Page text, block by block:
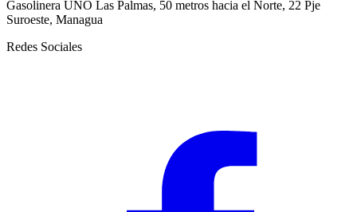
Gasolinera UNO Las Palmas, 50 metros hacia el Norte, 22 Pje
Suroeste, Managua
Redes Sociales